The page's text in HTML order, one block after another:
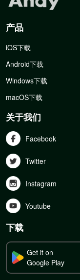
产品
iOS下载
Android下载
Windows下载
macOS下载
关于我们
Facebook
Twitter
Instagram
Youtube
下载
Get it on
Google Play